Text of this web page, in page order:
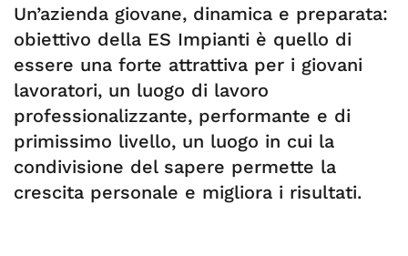
Un’azienda giovane, dinamica e preparata:
obiettivo della ES Impianti è quello di
essere una forte attrattiva per i giovani
lavoratori, un luogo di lavoro
professionalizzante, performante e di
primissimo livello, un luogo in cui la
condivisione del sapere permette la
crescita personale e migliora i risultati.